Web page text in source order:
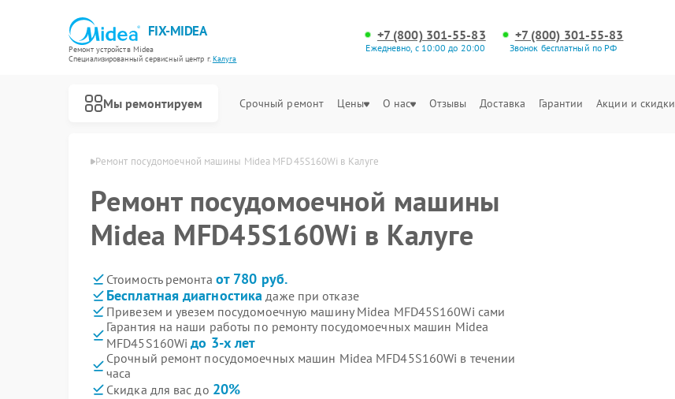
FIX-MIDEA
Ремонт устройств Midea
Специализированный cервисный центр г.Калуга
+7 (800) 301-55-83
Ежедневно, с 10:00 до 20:00
+7 (800) 301-55-83
Звонок бесплатный по РФ
Мы ремонтируем Срочный ремонт Цены О нас Отзывы Доставка Гарантии Акции и скидки
Ремонт посудомоечной машины Midea MFD45S160Wi в Калуге
Ремонт посудомоечной машины
Midea MFD45S160Wi в Калуге
Стоимость ремонта от 780 руб.
Бесплатная диагностика даже при отказе
Привезем и увезем посудомоечную машину Midea MFD45S160Wi сами
Гарантия на наши работы по ремонту посудомоечных машин Midea
MFD45S160Wiдо 3-х лет
Срочный ремонт посудомоечных машин Midea MFD45S160Wi в течении
часа
Скидка для вас до 20%